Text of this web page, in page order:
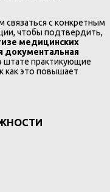
связаться с конкретным
чтобы подтвердить,
медицинских
документальная
штате практикующие
как это повышает